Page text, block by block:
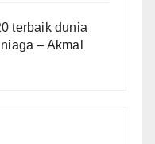
terbaik dunia
– Akmal